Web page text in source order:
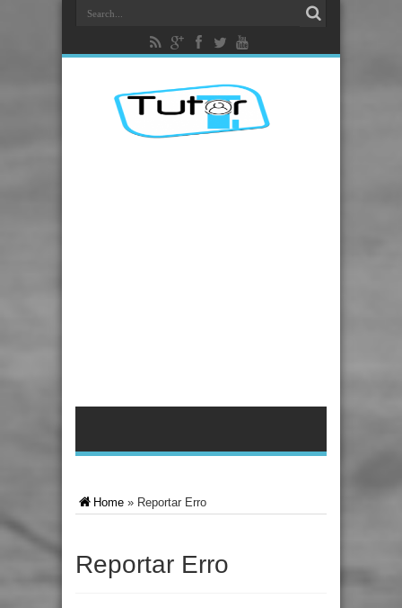
Home » Reportar Erro
Reportar Erro